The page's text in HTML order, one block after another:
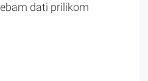
dati prilikom